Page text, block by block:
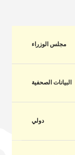
مجلس الوزراء
البيانات الصحفية
دولي